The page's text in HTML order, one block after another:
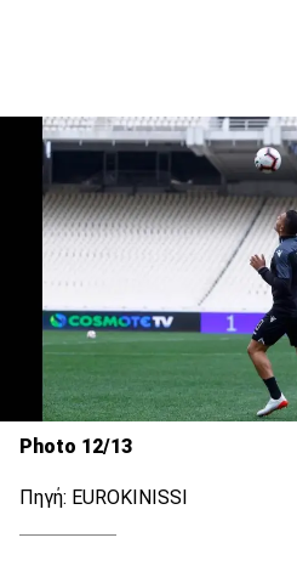
Photo 12/13
Πηγή: EUROKINISSI